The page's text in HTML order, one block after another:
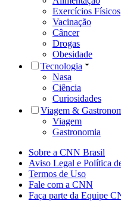
Exercícios Físicos
Vacinação
Câncer
Drogas
Obesidade
Tecnologia
Nasa
Ciência
Curiosidades
Viagem &
Viagem
Gastronomia
Sobre a CNN Brasil
Aviso Legal e Política
Termos de Uso
Fale com a CNN
Faça parte da Equipe